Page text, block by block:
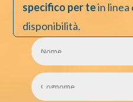
specifico per tein linea
disponibilità.